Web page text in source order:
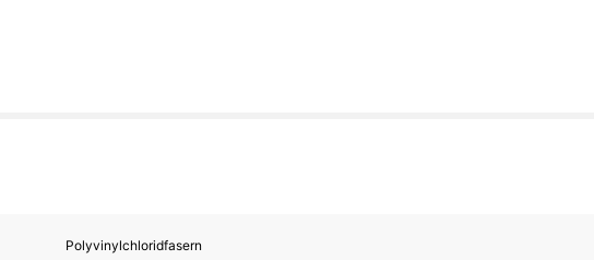
Polyvinylchloridfasern